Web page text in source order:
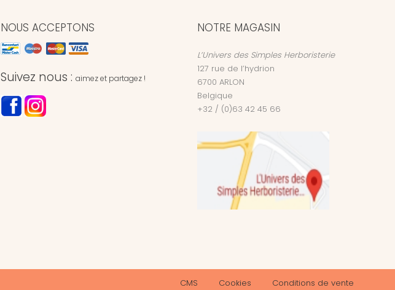
NOUS ACCEPTONS
Suivez nous : aimez et partagez !
NOTRE MAGASIN
L’Univers des Simples Herboristerie
127 rue de l’hydrion
6700 ARLON
Belgique
+32 / (0)63 42 45 66
CMS Cookies Conditions de vente